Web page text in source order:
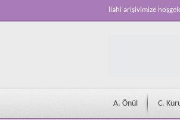
İlahi arişivimize
A. Önül C.